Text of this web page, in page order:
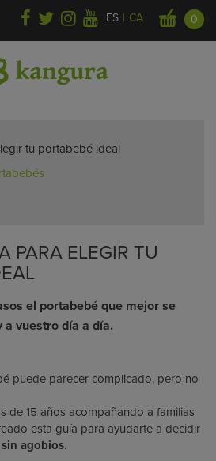
ES | CA 0
tu portabebé ideal
PARA ELEGIR TU
el portabebé que mejor se
a vuestro día a día.
puede parecer complicado, pero no
de 15 años acompañando a familias
esta guía para ayudarte a decidir
agobios.